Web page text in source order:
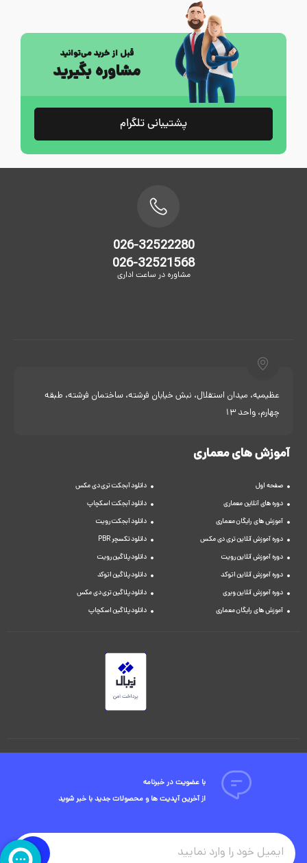
قبل از خرید می‌توانید
مشاوره بگیرید
پشتیبانی تلگرام
026-32522280
026-32521568
مشاوره در ساعت اداری
عظیمیه، میدان استقلال، نبش خیابان فرشته، ساختمان فرشته، طبقه
چهارم، واحد 13
آموزش های معماری
صفحه اول
دوره های آنلاین معماری
آموزش های رایگان معماری
دوره آموزش آنلاین تری دی مکس
دوره آموزش آنلاین رویت
دوره آموزش آنلاین اتوکد
دوره آموزش آنلاین ویری
آموزش های رایگان معماری
دانلود آبجکت تری دی مکس
دانلود آبجکت اسکچاپ
دانلود آبجکت رویت
دانلود تکسچر PBR
دانلود پلاگین رویت
دانلود پلاگین اتوکد
دانلود پلاگین تری دی مکس
دانلود پلاگین اسکچاپ
با عضویت در خبرنامه
از آخرین آپدیت ها و محصولات جدید با خبر شوید